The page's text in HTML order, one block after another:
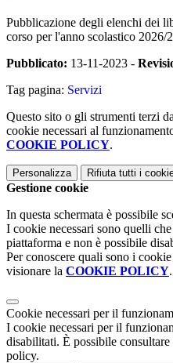
Pubblicazione degli elenchi dei
corso per l'anno scolastico 2026/
Pubblicato: 13-11-2023 -
Tag pagina: Servizi
Questo sito o gli strumenti terzi
cookie necessari al
COOKIE POLICY.
Personalizza Rifiuta tutti i
Gestione cookie
In questa schermata è possibile
I cookie necessari sono quelli
piattaforma e non è possibile
Per conoscere quali sono i
visionare la COOKIE POLICY.
Cookie necessari per il
I cookie necessari per il
disabilitati. È possibile
policy.